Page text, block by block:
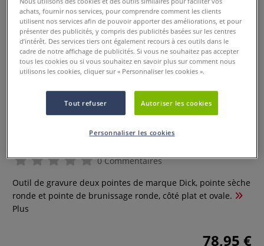
Outil de gravure deux pointes
0 Commentaires
Outil de gravure deux pointes de marque Dick, pointe sèche
ronde et pointe de brunissage ronde, côté plat et ovale.
Plus
78,95 €
achats, fournir nos services, pour comprendre comment les clients
utilisent nos services afin de pouvoir apporter des améliorations, et pour
présenter des publicités, y compris des publicités basées sur les centres
d’intérêt. Des services tiers ont également recours à ces outils dans le
cadre de notre affichage de publicités. Si vous ne souhaitez pas accepter
tous les cookies ou si vous souhaitez en savoir plus sur comment nous
utilisons les cookies, cliquer sur « Personnaliser les cookies ».
Tout refuser Autoriser les cookies
Personnaliser les cookies